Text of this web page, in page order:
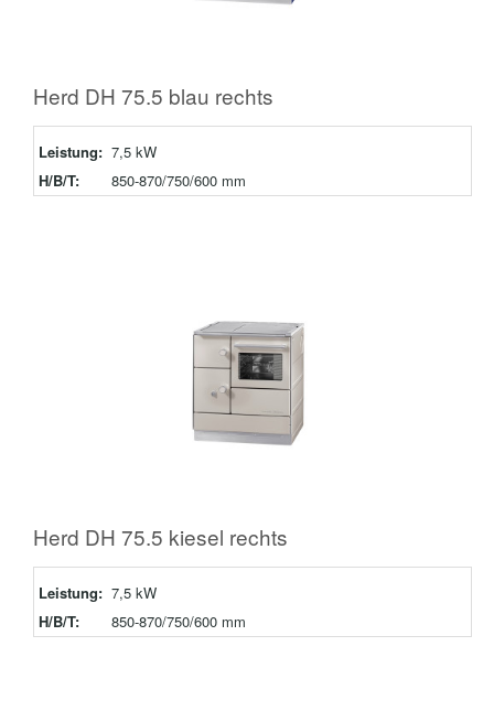
Herd DH 75.5 blau rechts
Leistung: 7,5 kW
H/B/T:
850-870/750/600 mm
Herd DH 75.5 kiesel rechts
Leistung: 7,5 kW
H/B/T:
850-870/750/600 mm